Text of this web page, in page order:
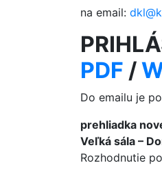
na email:
PDF /
Do emailu je
prehliadka
Veľká sála –
Rozhodnutie